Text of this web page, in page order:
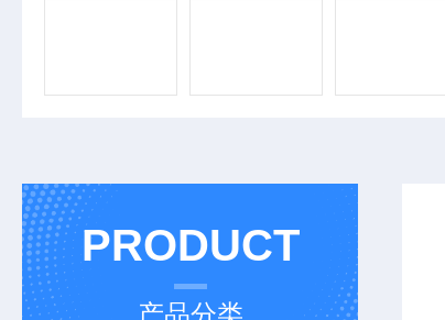
PRODUCT
产品分类